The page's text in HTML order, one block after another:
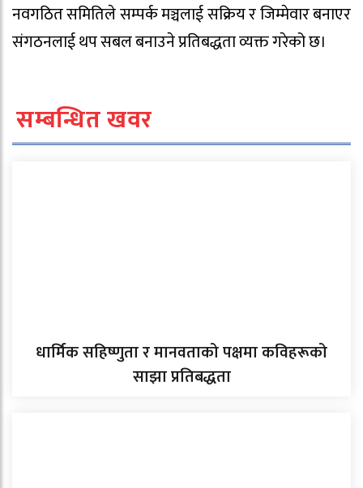
नवगठित समितिले सम्पर्क मञ्चलाई सक्रिय र जिम्मेवार बनाएर
संगठनलाई थप सबल बनाउने प्रतिबद्धता व्यक्त गरेको छ।
सम्बन्धित खवर
धार्मिक सहिष्णुता र मानवताको पक्षमा कविहरूको
साझा प्रतिबद्धता